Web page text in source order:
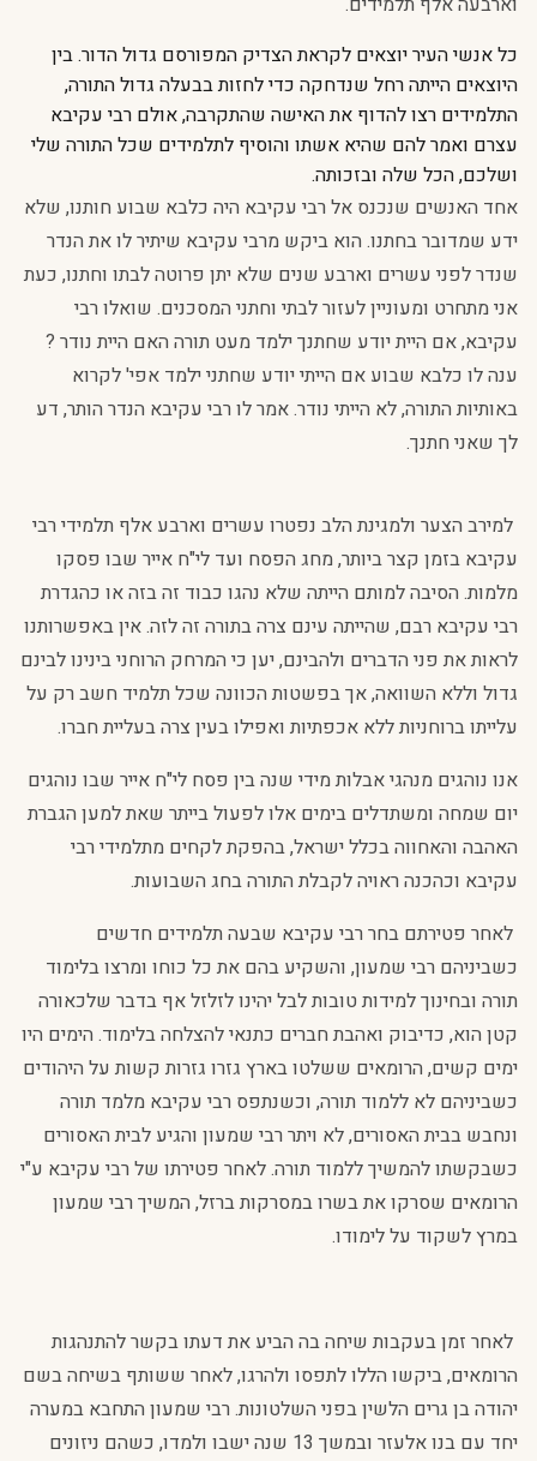
כל אנשי העיר יוצאים לקראת הצדיק המפורסם גדול הדור. בין
היוצאים הייתה רחל שנדחקה כדי לחזות בבעלה גדול התורה,
התלמידים רצו להדוף את האישה שהתקרבה, אולם רבי עקיבא
עצרם ואמר להם שהיא אשתו והוסיף לתלמידים שכל התורה שלי
ושלכם, הכל שלה ובזכותה.
אחד האנשים שנכנס אל רבי עקיבא היה כלבא שבוע חותנו, שלא
ידע שמדובר בחתנו. הוא ביקש מרבי עקיבא שיתיר לו את הנדר
שנדר לפני עשרים וארבע שנים שלא יתן פרוטה לבתו וחתנו, כעת
אני מתחרט ומעוניין לעזור לבתי וחתני המסכנים. שואלו רבי
עקיבא, אם היית יודע שחתנך ילמד מעט תורה האם היית נודר ?
ענה לו כלבא שבוע אם הייתי יודע שחתני ילמד אפי' לקרוא
באותיות התורה, לא הייתי נודר. אמר לו רבי עקיבא הנדר הותר, דע
לך שאני חתנך.
למירב הצער ולמגינת הלב נפטרו עשרים וארבע אלף תלמידי רבי
עקיבא בזמן קצר ביותר, מחג הפסח ועד לי"ח אייר שבו פסקו
מלמות. הסיבה למותם הייתה שלא נהגו כבוד זה בזה או כהגדרת
רבי עקיבא רבם, שהייתה עינם צרה בתורה זה לזה. אין באפשרותנו
לראות את פני הדברים ולהבינם, יען כי המרחק הרוחני בינינו לבינם
גדול וללא השוואה, אך בפשטות הכוונה שכל תלמיד חשב רק על
עלייתו ברוחניות ללא אכפתיות ואפילו בעין צרה בעליית חברו.
אנו נוהגים מנהגי אבלות מידי שנה בין פסח לי"ח אייר שבו נוהגים
יום שמחה ומשתדלים בימים אלו לפעול בייתר שאת למען הגברת
האהבה והאחווה בכלל ישראל, בהפקת לקחים מתלמידי רבי
עקיבא וכהכנה ראויה לקבלת התורה בחג השבועות.
לאחר פטירתם בחר רבי עקיבא שבעה תלמידים חדשים
כשביניהם רבי שמעון, והשקיע בהם את כל כוחו ומרצו בלימוד
תורה ובחינוך למידות טובות לבל יהינו לזלזל אף בדבר שלכאורה
קטן הוא, כדיבוק ואהבת חברים כתנאי להצלחה בלימוד. הימים היו
ימים קשים, הרומאים ששלטו בארץ גזרו גזרות קשות על היהודים
כשביניהם לא ללמוד תורה, וכשנתפס רבי עקיבא מלמד תורה
ונחבש בבית האסורים, לא ויתר רבי שמעון והגיע לבית האסורים
כשבקשתו להמשיך ללמוד תורה. לאחר פטירתו של רבי עקיבא ע"י
הרומאים שסרקו את בשרו במסרקות ברזל, המשיך רבי שמעון
במרץ לשקוד על לימודו.
לאחר זמן בעקבות שיחה בה הביע את דעתו בקשר להתנהגות
הרומאים, ביקשו הללו לתפסו ולהרגו, לאחר ששותף בשיחה בשם
יהודה בן גרים הלשין בפני השלטונות. רבי שמעון התחבא במערה
יחד עם בנו אלעזר ובמשך 13 שנה ישבו ולמדו, כשהם ניזונים